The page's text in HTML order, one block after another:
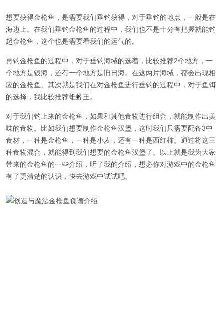
想要获得金枪鱼，是需要我们垂钓获得，对于垂钓的地点，一般是在
海边上。在我们垂钓金枪鱼的过程中，我们也不是十分有把握就能钓
起金枪鱼，这个也是需要看我们的运气的。
再钓金枪鱼的过程中，对于垂钓海域的选着，比较推荐2个地方，一
个地方是银海，还有一个地方是旧日海。在这两片海域，都会出现相
应的金枪鱼。其次就是我们在对金枪鱼进行垂钓的过程中，对于鱼饵
的选择，我比较推荐蚯蚓王。
对于我们钓上来的金枪鱼，如果和其他食物进行组合，就能制作出美
味的食物。比如我们想要制作金枪鱼汉堡，这时我们只需要配备3中
食材，一种是金枪鱼，一种是小麦，还有一种是西红柿。通过将这三
种食物混合，就能得到我们想要的金枪鱼汉堡了。以上就是我为大家
带来的金枪鱼的一些介绍，听了我的介绍，想必你对游戏中的金枪鱼
有了更清楚的认识，快去游戏中试试吧。